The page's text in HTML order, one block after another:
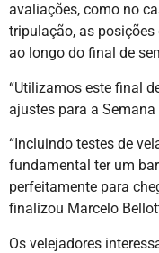
avaliações, como no
tripulação, as
ao longo do final de
“Utilizamos este final
ajustes para a Semana
“Incluindo testes de
fundamental ter um
perfeitamente para
finalizou Marcelo
Os velejadores